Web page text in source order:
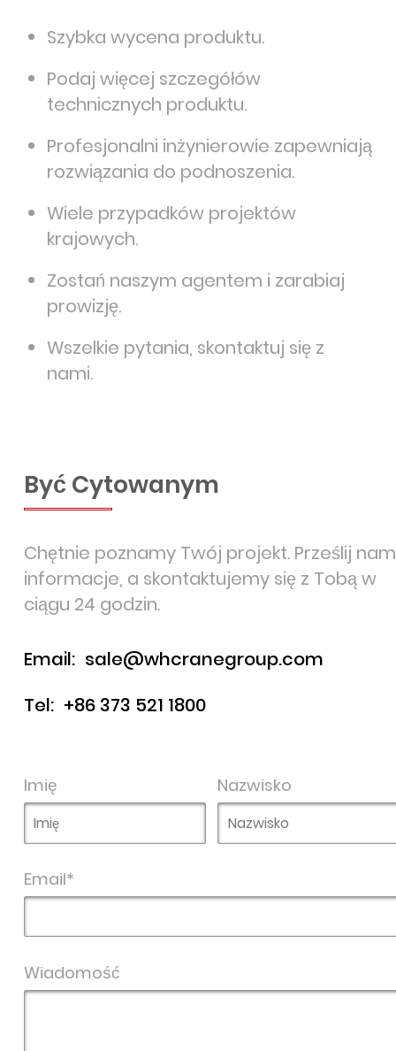
Szybka wycena produktu.
Podaj więcej szczegółów
technicznych produktu.
Profesjonalni inżynierowie zapewniają
rozwiązania do podnoszenia.
Wiele przypadków projektów
krajowych.
Zostań naszym agentem i zarabiaj
prowizję.
Wszelkie pytania, skontaktuj się z
nami.
Być Cytowanym
Chętnie poznamy Twój projekt. Prześlij nam
informacje, a skontaktujemy się z Tobą w
ciągu 24 godzin.
Email: sale@whcranegroup.com
Tel: +86 373 521 1800
Imię Nazwisko
Email*
Wiadomość